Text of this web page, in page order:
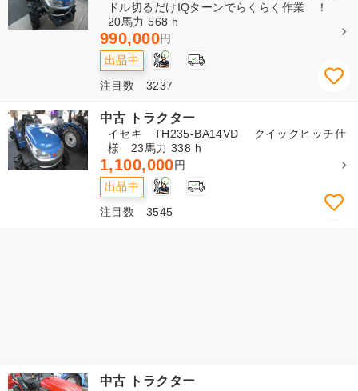
ドル切るだけIQターンでらくらく作業 ！
20馬力 568 h
990,000円
出品中 1
注目数 3237
中古 トラクター
イセキ TH235-BA14VD クイックヒッチ仕
様 23馬力 338 h
1,100,000円
出品中 1
注目数 3545
中古 トラクター